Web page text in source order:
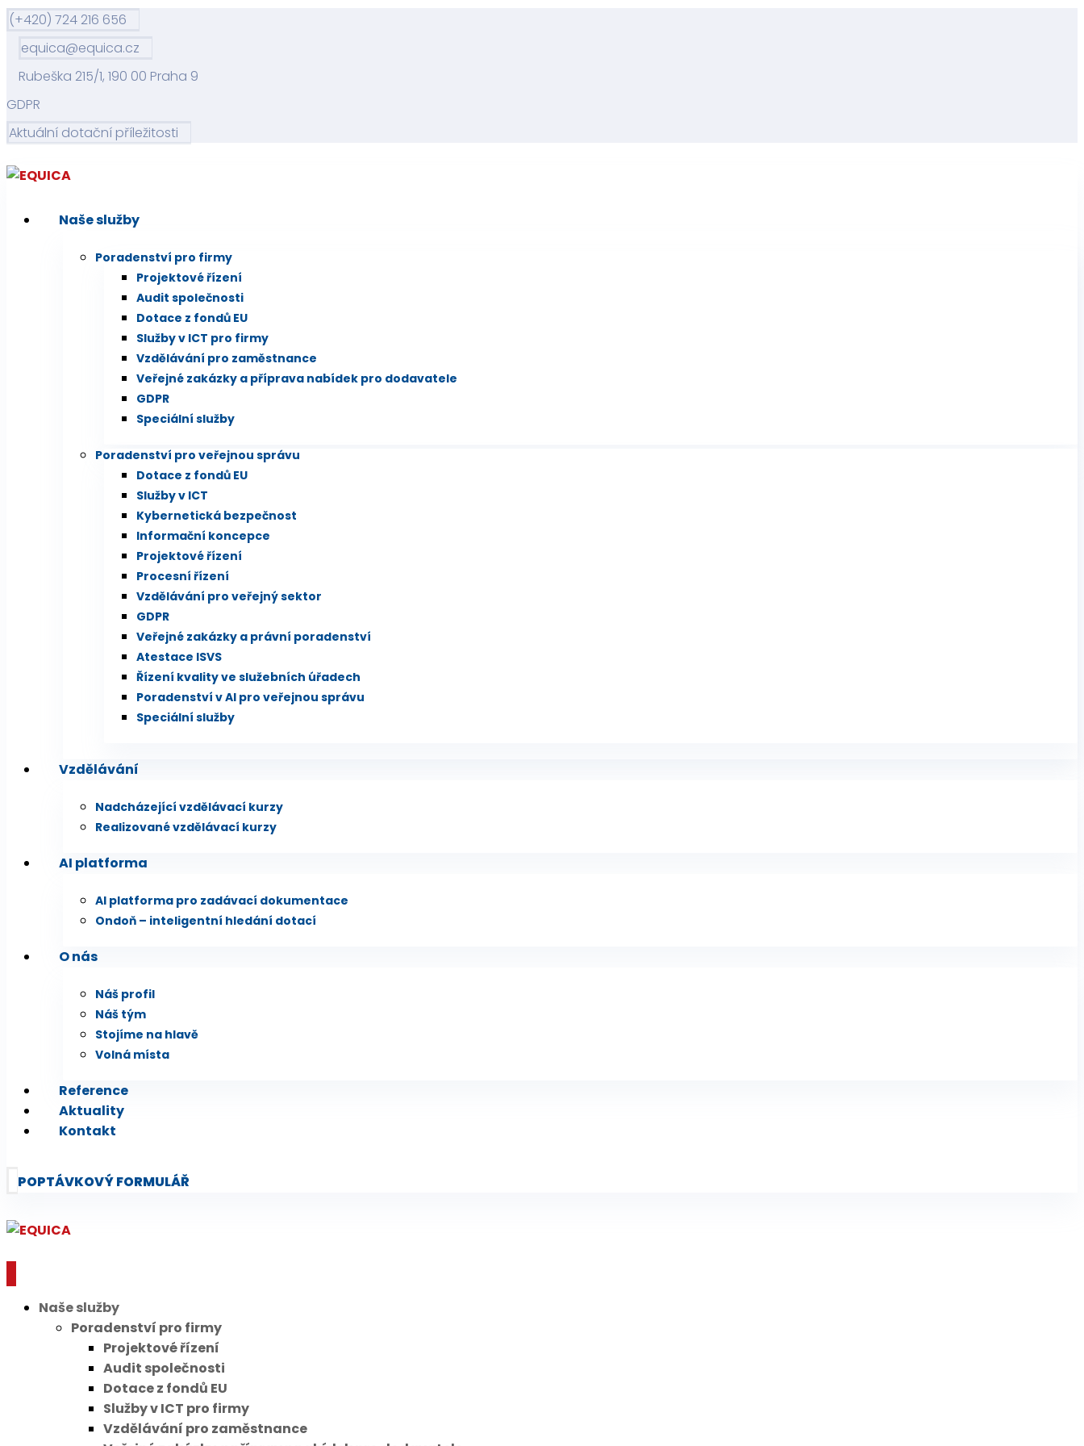
(+420) 724 216 656
equica@equica.cz
Rubeška 215/1, 190 00 Praha 9
GDPR
Aktuální dotační příležitosti
Naše služby
Poradenství pro firmy
Projektové řízení
Audit společnosti
Dotace z fondů EU
Služby v ICT pro firmy
Vzdělávání pro zaměstnance
Veřejné zakázky a příprava nabídek pro dodavatele
GDPR
Speciální služby
Poradenství pro veřejnou správu
Dotace z fondů EU
Služby v ICT
Kybernetická bezpečnost
Informační koncepce
Projektové řízení
Procesní řízení
Vzdělávání pro veřejný sektor
GDPR
Veřejné zakázky a právní poradenství
Atestace ISVS
Řízení kvality ve služebních úřadech
Poradenství v AI pro veřejnou správu
Speciální služby
Vzdělávání
Nadcházející vzdělávací kurzy
Realizované vzdělávací kurzy
AI platforma
AI platforma pro zadávací dokumentace
Ondoň – inteligentní hledání dotací
O nás
Náš profil
Náš tým
Stojíme na hlavě
Volná místa
Reference
Aktuality
Kontakt
POPTÁVKOVÝ FORMULÁŘ
Naše služby
Poradenství pro firmy
Projektové řízení
Audit společnosti
Dotace z fondů EU
Služby v ICT pro firmy
Vzdělávání pro zaměstnance